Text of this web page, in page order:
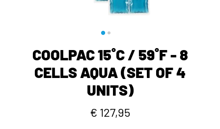
COOLPAC 15˚C / 59˚F - 8
CELLS AQUA (SET OF 4
UNITS)
€ 127,95